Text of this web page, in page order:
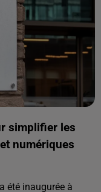
simplifier les
numériques
été inaugurée à